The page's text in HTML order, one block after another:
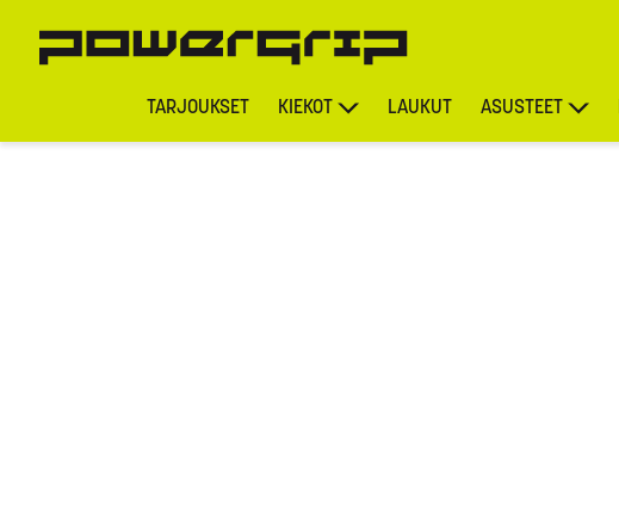
TARJOUKSET KIEKOT LAUKUT ASUSTEET